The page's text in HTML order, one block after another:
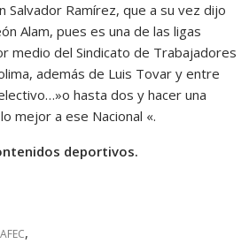
Salvador Ramírez, que a su vez dijo
Alam, pues es una de las ligas
medio del Sindicato de Trabajadores
además de Luis Tovar y entre
hasta dos y hacer una
mejor a ese Nacional «.
deportivos.
,